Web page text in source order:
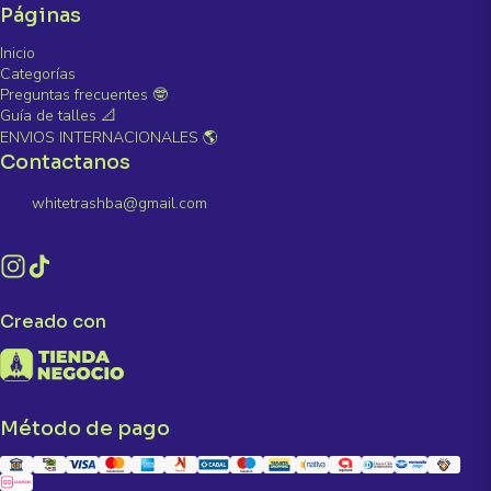
Páginas
Inicio
Categorías
Preguntas frecuentes 🤓
Guía de talles 📐
ENVIOS INTERNACIONALES 🌎
Contactanos
whitetrashba@gmail.com
Creado con
Método de pago